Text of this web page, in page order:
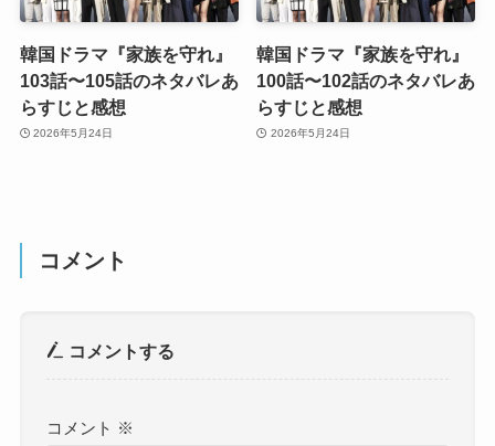
韓国ドラマ『家族を守れ』
103話〜105話のネタバレあ
らすじと感想
2026年5月24日
韓国ドラマ『家族を守れ』
100話〜102話のネタバレあ
らすじと感想
2026年5月24日
コメント
コメントする
コメント ※